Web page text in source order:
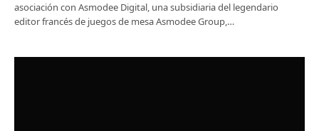
asociación con Asmodee Digital, una subsidiaria del legendario
editor francés de juegos de mesa Asmodee Group,…